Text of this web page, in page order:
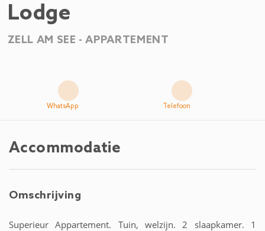
Lodge
ZELL AM SEE -APPARTEMENT
WhatsApp Telefoon
Accommodatie
Omschrijving
Superieur Appartement. Tuin, welzijn. 2 slaapkamer. 1